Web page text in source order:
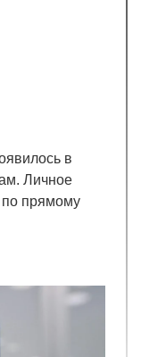
в
Личное
по прямому